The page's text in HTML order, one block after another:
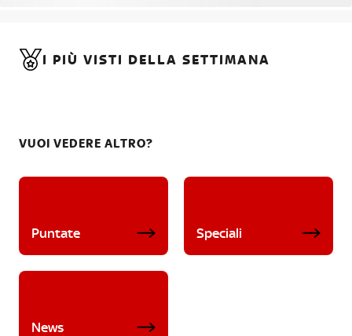
I PIÙ VISTI DELLA SETTIMANA
VUOI VEDERE ALTRO?
Puntate Speciali
News